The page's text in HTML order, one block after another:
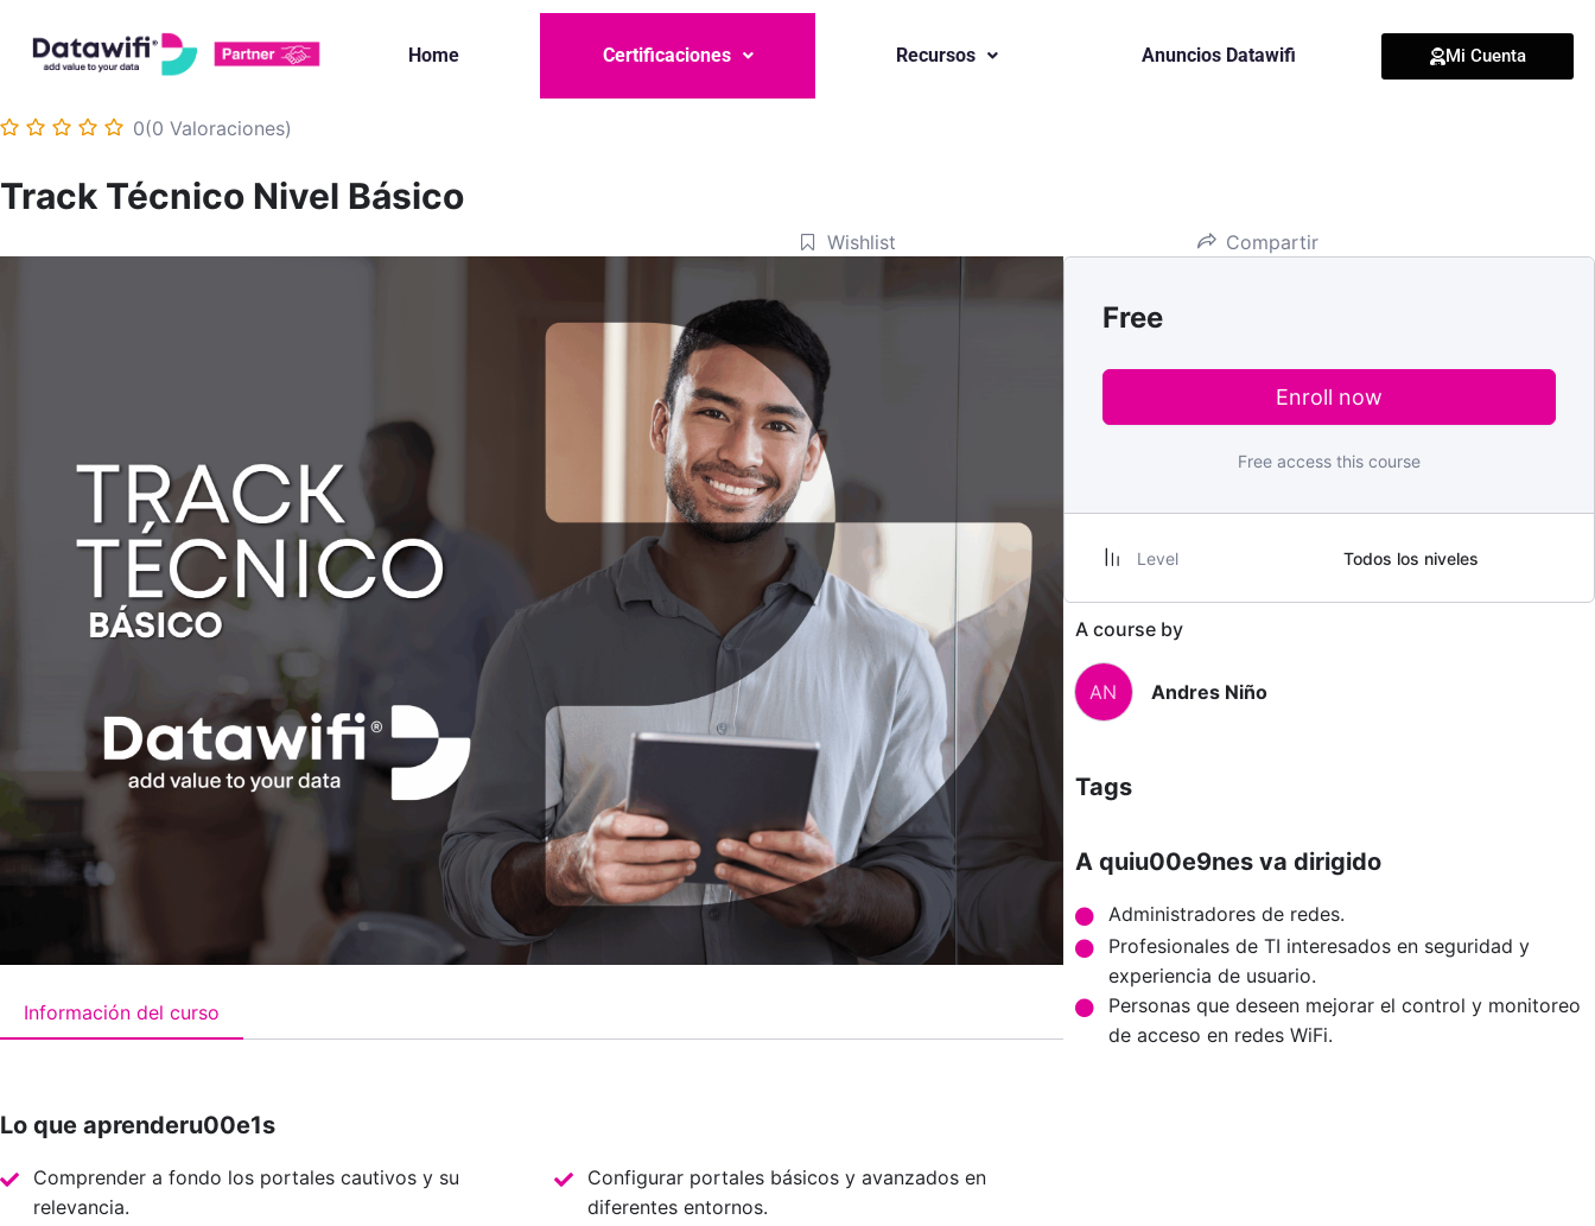
contenido
Home Certificaciones Recursos Anuncios Datawifi Mi Cuenta
0(0 Valoraciones)
Track Técnico Nivel Básico
Wishlist Compartir
Información del curso
Lo que aprenderu00e1s
Comprender a fondo los portales cautivos y su
relevancia.
Configurar portales básicos y avanzados en
diferentes entornos.
Free
Enroll now
Free access this course
Level Todos los niveles
A course by
AN Andres Niño
Tags
A quiu00e9nes va dirigido
Administradores de redes.
Profesionales de TI interesados en seguridad y
experiencia de usuario.
Personas que deseen mejorar el control y monitoreo
de acceso en redes WiFi.